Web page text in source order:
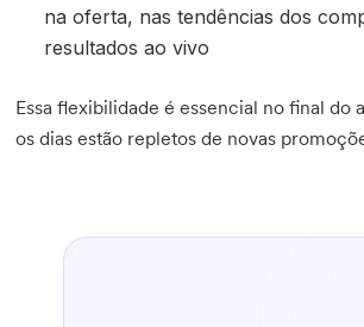
na oferta, nas tendências dos
resultados ao vivo
Essa flexibilidade é essencial no final do
os dias estão repletos de novas